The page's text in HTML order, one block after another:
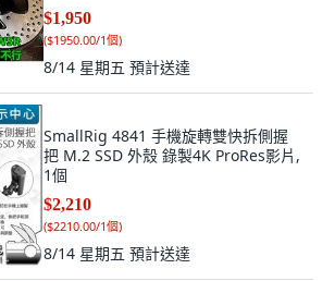
$1,950
($1950.00/1個)
8/14 星期五 預計送達
SmallRig 4841 手機旋轉雙快拆側握
把 M.2 SSD 外殼 錄製4K ProRes影片,
1個
$2,210
($2210.00/1個)
8/14 星期五 預計送達